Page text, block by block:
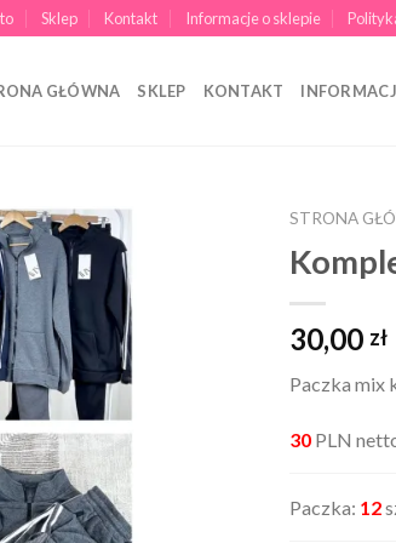
Sklep Kontakt Informacje o sklepie
GŁÓWNA SKLEP KONTAKT
STRONA
30,00 zł
Paczka mix
30 PLN
Paczka: 12